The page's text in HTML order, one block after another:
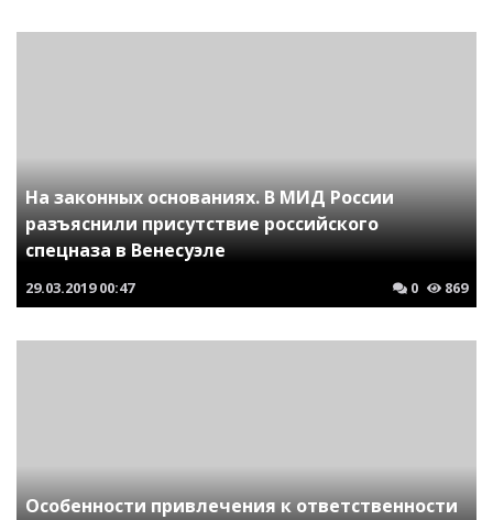
На законных основаниях. В МИД России
разъяснили присутствие российского
спецназа в Венесуэле
29.03.2019 00:47 0 869
Особенности привлечения к ответственности